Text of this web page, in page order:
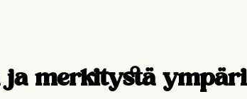
ja merkitystä ympäri